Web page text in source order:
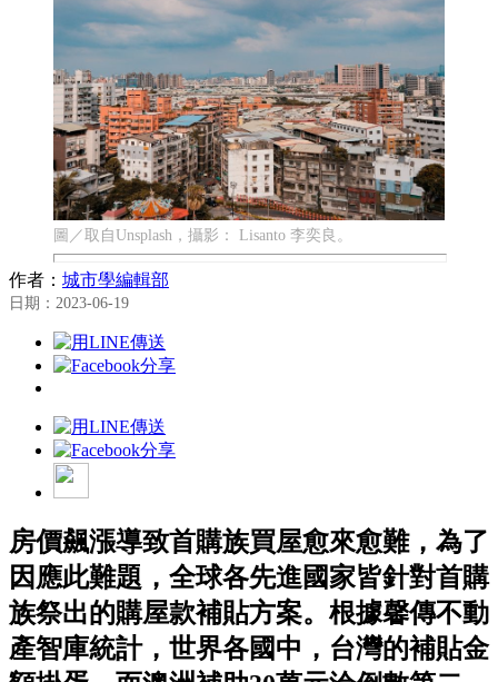
圖／取自Unsplash，攝影： Lisanto 李奕良。
作者： 城市學編輯部
日期：2023-06-19
房價飆漲導致首購族買屋愈來愈難，為了
因應此難題，全球各先進國家皆針對首購
族祭出的購屋款補貼方案。根據馨傳不動
產智庫統計，世界各國中，台灣的補貼金